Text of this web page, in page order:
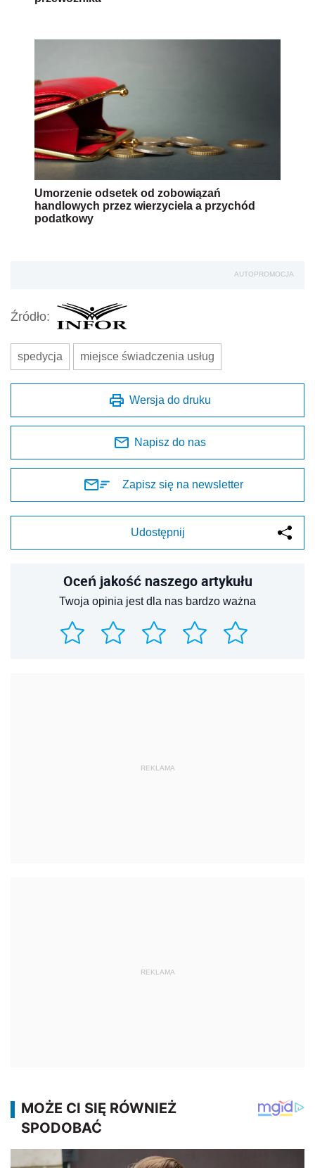
Umorzenie odsetek od zobowiązań
handlowych przez wierzyciela a przychód
podatkowy
AUTOPROMOCJA
Źródło:
spedycja miejsce świadczenia usług
Wersja do druku
Napisz do nas
Zapisz się na newsletter
Udostępnij
Oceń jakość naszego artykułu
Twoja opinia jest dla nas bardzo ważna
REKLAMA
REKLAMA